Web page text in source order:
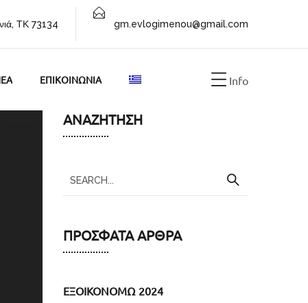
ΤΚ 73134 gm.evlogimenou@gmail.com
ΕΠΙΚΟΙΝΩΝΙΑ Info
ΑΝΑΖΉΤΗΣΗ
ΠΡΌΣΦΑΤΑ ΆΡΘΡΑ
ΕΞΟΙΚΟΝΟΜΩ 2024